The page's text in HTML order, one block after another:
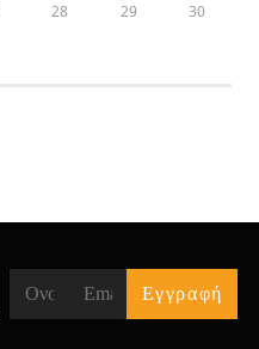
28 29 30